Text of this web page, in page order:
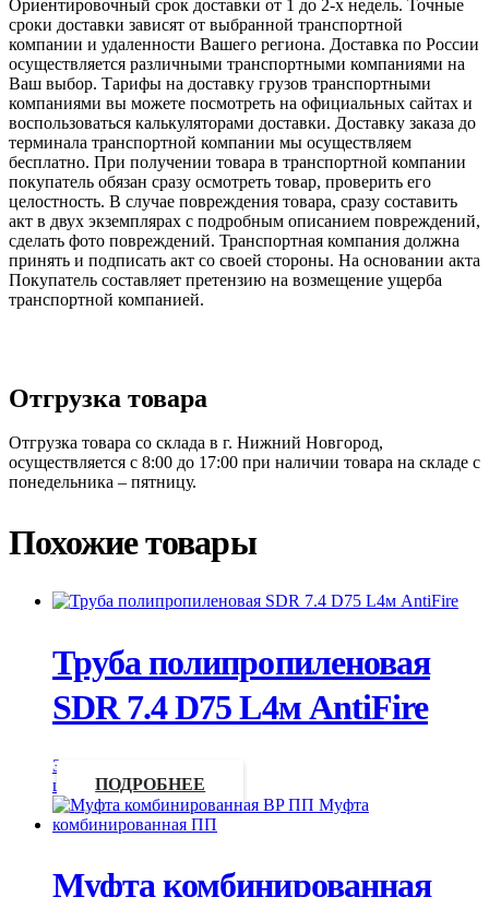
Ориентировочный срок доставки от 1 до 2-х недель. Точные
сроки доставки зависят от выбранной транспортной
компании и удаленности Вашего региона. Доставка по России
осуществляется различными транспортными компаниями на
Ваш выбор. Тарифы на доставку грузов транспортными
компаниями вы можете посмотреть на официальных сайтах и
воспользоваться калькуляторами доставки. Доставку заказа до
терминала транспортной компании мы осуществляем
бесплатно. При получении товара в транспортной компании
покупатель обязан сразу осмотреть товар, проверить его
целостность. В случае повреждения товара, сразу составить
акт в двух экземплярах с подробным описанием повреждений,
сделать фото повреждений. Транспортная компания должна
принять и подписать акт со своей стороны. На основании акта
Покупатель составляет претензию на возмещение ущерба
транспортной компанией.
Отгрузка товара
Отгрузка товара со склада в г. Нижний Новгород,
осуществляется с 8:00 до 17:00 при наличии товара на складе с
понедельника – пятницу.
Похожие товары
Труба полипропиленовая
SDR 7.4 D75 L4м AntiFire
Запросить
цену
ПОДРОБНЕЕ
Муфта комбинированная